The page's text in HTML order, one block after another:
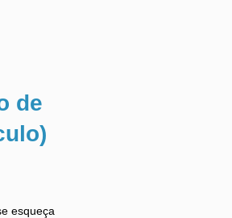
de
esqueça